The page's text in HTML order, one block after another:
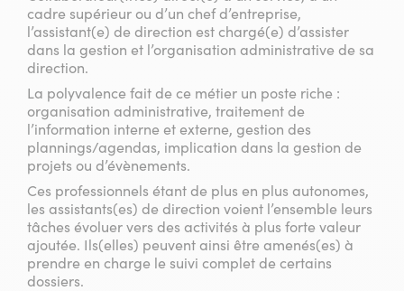
cadre supérieur ou d’un chef d’entreprise,
l’assistant(e) de direction est chargé(e) d’assister
dans la gestion et l’organisation administrative de sa
direction.
La polyvalence fait de ce métier un poste riche :
organisation administrative, traitement de
l’information interne et externe, gestion des
plannings/agendas, implication dans la gestion de
projets ou d’évènements.
Ces professionnels étant de plus en plus autonomes,
les assistants(es) de direction voient l’ensemble leurs
tâches évoluer vers des activités à plus forte valeur
ajoutée. Ils(elles) peuvent ainsi être amenés(es) à
prendre en charge le suivi complet de certains
dossiers.